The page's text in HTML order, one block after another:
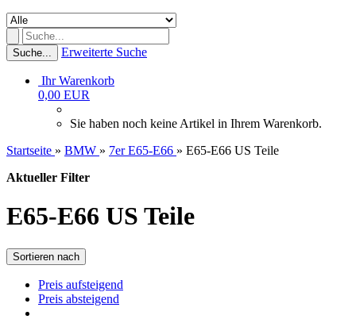
Suche... Erweiterte Suche
Ihr Warenkorb
0,00 EUR
Sie haben noch keine Artikel in Ihrem Warenkorb.
Startseite » BMW » 7er E65-E66 » E65-E66 US Teile
Aktueller Filter
E65-E66 US Teile
Sortieren nach
Preis aufsteigend
Preis absteigend